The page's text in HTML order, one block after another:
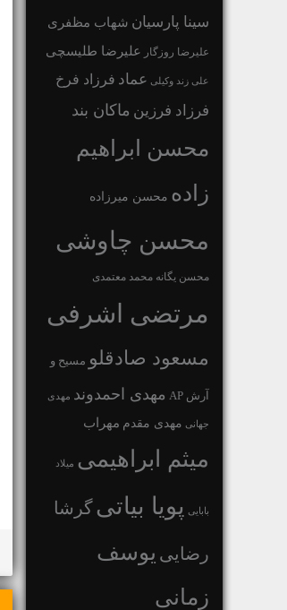
سینا پارسیان شهاب مظفری
علیرضا روزگار علیرضا طلیسچی
علی زند وکیلی عماد فرزاد فرخ
فرزاد فرزین ماکان بند
محسن ابراهیم
زاده محسن میرزاده
محسن چاوشی
محسن یگانه محمد معتمدی
مرتضی اشرفی
مسعود صادقلو مسیح و
آرش AP مهدی احمدوند مهدی
جهانی مهدی مقدم مهراب
میثم ابراهیمی میلاد
بابایی پویا بیاتیگرشا
رضایی یوسف
زمانی